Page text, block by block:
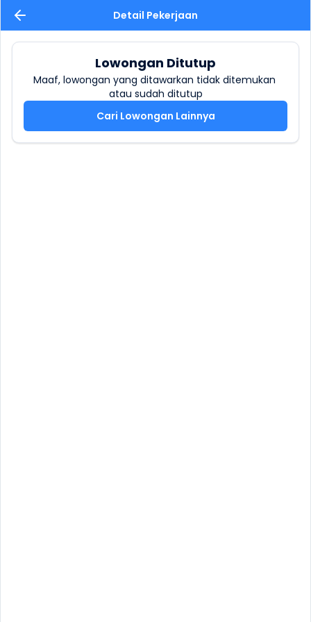
Detail Pekerjaan
Lowongan Ditutup
Maaf, lowongan yang ditawarkan tidak ditemukan
atau sudah ditutup
Cari Lowongan Lainnya